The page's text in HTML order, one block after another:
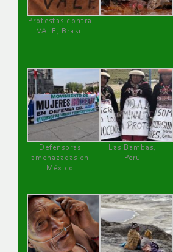
Protestas contra
VALE, Brasil
Defensoras
amenazadas en
México
Las Bambas,
Perú